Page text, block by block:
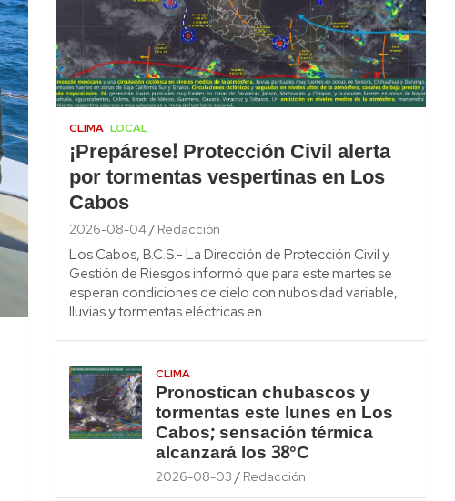
CLIMA LOCAL
¡Prepárese! Protección Civil alerta
por tormentas vespertinas en Los
Cabos
2026-08-04 Redacción
Los Cabos, B.C.S.- La Dirección de Protección Civil y
Gestión de Riesgos informó que para este martes se
esperan condiciones de cielo con nubosidad variable,
lluvias y tormentas eléctricas en…
CLIMA
Pronostican chubascos y
tormentas este lunes en Los
Cabos; sensación térmica
alcanzará los 38°C
2026-08-03 Redacción